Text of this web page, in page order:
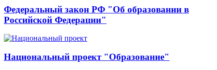
Федеральный закон РФ "Об образовании в
Российской Федерации"
Национальный проект "Образование"